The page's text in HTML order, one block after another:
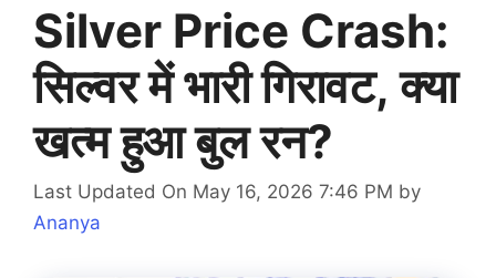
Silver Price Crash:
सिल्वर में भारी गिरावट, क्या
खत्म हुआ बुल रन?
Last Updated On May 16, 2026 7:46 PM by
Ananya